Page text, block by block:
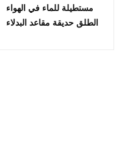
مستطيلة للماء في الهواء
الطلق حديقة مقاعد البدلاء